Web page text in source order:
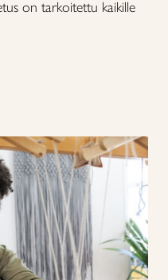
on tarkoitettu kaikille